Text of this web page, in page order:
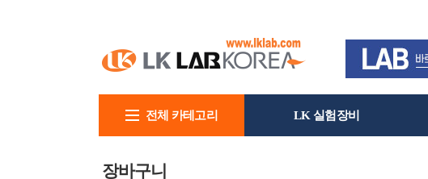
전체 카테고리 LK 실험장비
장바구니